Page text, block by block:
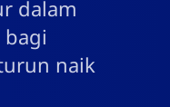
dalam
naik